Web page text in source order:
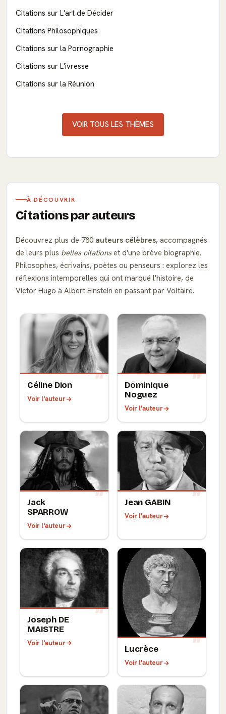
Citations sur L'art de Décider
Citations Philosophiques
Citations sur la Pornographie
Citations sur L'ivresse
Citations sur la Réunion
VOIR TOUS LES THÈMES
À DÉCOUVRIR
Citations par auteurs
Découvrez plus de 780 auteurs célèbres, accompagnés
de leurs plus belles citationset d'une brève biographie.
Philosophes, écrivains, poètes ou penseurs : explorez les
réflexions intemporelles qui ont marqué l'histoire, de
Victor Hugo à Albert Einstein en passant par Voltaire.
Céline Dion
Voir l'auteur
Dominique
Noguez
Voir l'auteur
Jack
SPARROW
Voir l'auteur
Jean GABIN
Voir l'auteur
Joseph DE
MAISTRE
Voir l'auteur
Lucrèce
Voir l'auteur